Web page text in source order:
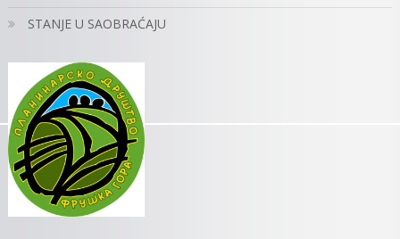
STANJE U SAOBRAĆAJU